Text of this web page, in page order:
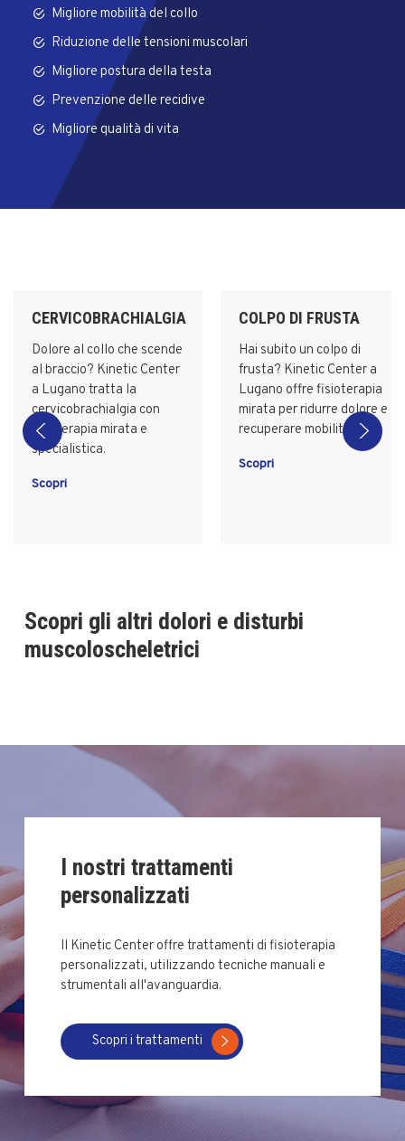
Migliore mobilità del collo
Riduzione delle tensioni muscolari
Migliore postura della testa
Prevenzione delle recidive
Migliore qualità di vita
CERVICOBRACHIALGIA
Dolore al collo che scende
al braccio? Kinetic Center
a Lugano tratta la
cervicobrachialgia con
fisioterapia mirata e
specialistica.
Scopri
COLPO DI FRUSTA
Hai subito un colpo di
frusta? Kinetic Center a
Lugano offre fisioterapia
mirata per ridurre dolore e
recuperare mobilità.
Scopri
Scopri gli altri dolori e disturbi
muscoloscheletrici
I nostri trattamenti
personalizzati
Il Kinetic Center offre trattamenti di fisioterapia
personalizzati, utilizzando tecniche manuali e
strumentali all'avanguardia.
Scopri i trattamenti